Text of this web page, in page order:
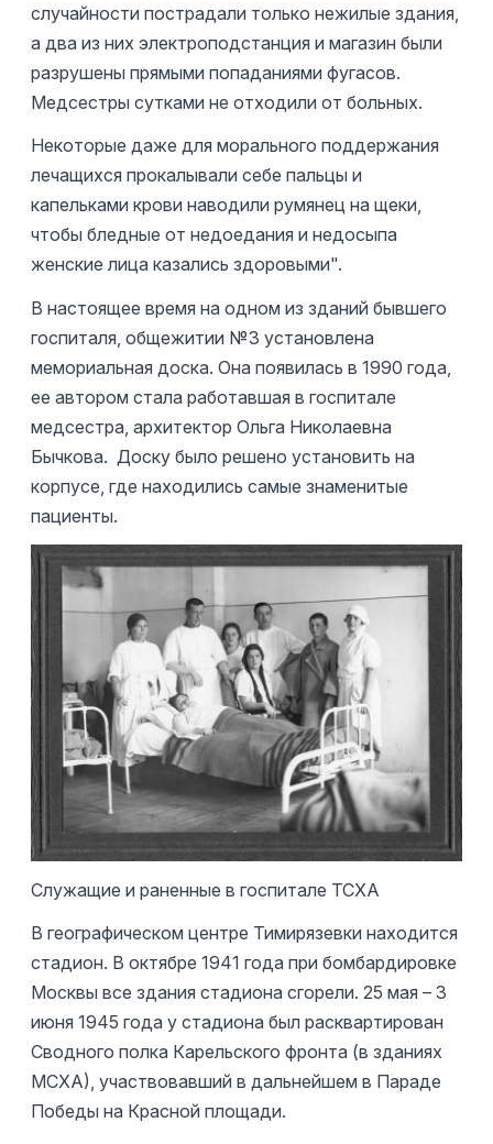
случайности пострадали только нежилые здания,
а два из них электроподстанция и магазин были
разрушены прямыми попаданиями фугасов.
Медсестры сутками не отходили от больных.
Некоторые даже для морального поддержания
лечащихся прокалывали себе пальцы и
капельками крови наводили румянец на щеки,
чтобы бледные от недоедания и недосыпа
женские лица казались здоровыми".
В настоящее время на одном из зданий бывшего
госпиталя, общежитии №3 установлена
мемориальная доска. Она появилась в 1990 года,
ее автором стала работавшая в госпитале
медсестра, архитектор Ольга Николаевна
Бычкова. Доску было решено установить на
корпусе, где находились самые знаменитые
пациенты.
Служащие и раненные в госпитале ТСХА
В географическом центре Тимирязевки находится
стадион. В октябре 1941 года при бомбардировке
Москвы все здания стадиона сгорели. 25 мая – 3
июня 1945 года у стадиона был расквартирован
Сводного полка Карельского фронта (в зданиях
МСХА), участвовавший в дальнейшем в Параде
Победы на Красной площади.